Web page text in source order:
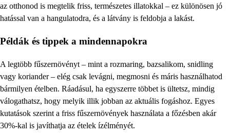
az otthonod is megtelik friss, természetes illatokkal – ez különösen jó
hatással van a hangulatodra, és a látvány is feldobja a lakást.
Példák és tippek a mindennapokra
A legtöbb fűszernövényt – mint a rozmaring, bazsalikom, snidling
vagy koriander – elég csak levágni, megmosni és máris használhatod
bármilyen ételben. Ráadásul, ha egyszerre többet is ültetsz, mindig
válogathatsz, hogy melyik illik jobban az aktuális fogáshoz. Egyes
kutatások szerint a friss fűszernövények használata a főzésben akár
30%-kal is javíthatja az ételek ízélményét.